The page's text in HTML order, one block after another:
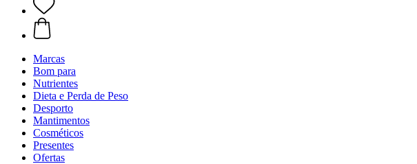
Marcas
Bom para
Nutrientes
Dieta e Perda de Peso
Desporto
Mantimentos
Cosméticos
Presentes
Ofertas